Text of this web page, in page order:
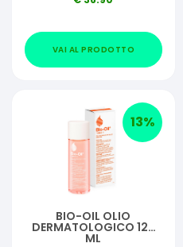
VAI AL PRODOTTO
13%
BIO-OIL OLIO
DERMATOLOGICO 125
ML